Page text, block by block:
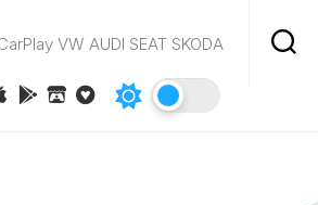
VW AUDI SEAT SKODA